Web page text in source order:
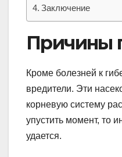
Заключение
Причины
Кроме болезней к
вредители. Эти
корневую систему
упустить момент, то
удается.